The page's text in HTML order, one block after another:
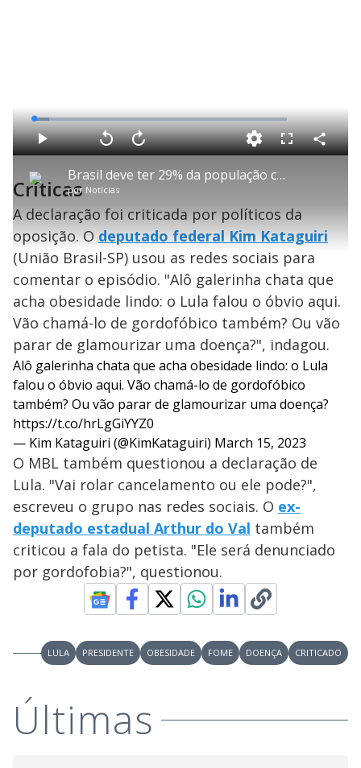
P
l
a
y
V
i
d
e
o
Brasil deve ter 29% da população com obesidade até 2030
por Notícias
P V
t
a
r
0
s
g
u
d
o
A
n
0
e
g
n
d
s
u
d
o
L
o
a
d
e
.
1
%
F
e
C
o
r
Críticas
A declaração foi criticada por políticos da
oposição. Odeputado federal Kim Kataguiri
(União Brasil-SP) usou as redes sociais para
comentar o episódio. "Alô galerinha chata que
acha obesidade lindo: o Lula falou o óbvio aqui.
Vão chamá-lo de gordofóbico também? Ou vão
parar de glamourizar uma doença?", indagou.
Alô galerinha chata que acha obesidade lindo: o Lula
falou o óbvio aqui. Vão chamá-lo de gordofóbico
também? Ou vão parar de glamourizar uma doença?
https://t.co/hrLgGiYYZ0
— Kim Kataguiri (@KimKataguiri) March 15, 2023
O MBL também questionou a declaração de
Lula. "Vai rolar cancelamento ou ele pode?",
escreveu o grupo nas redes sociais. O ex-
deputado estadual Arthur do Val também
criticou a fala do petista. "Ele será denunciado
por gordofobia?", questionou.
LULA PRESIDENTE OBESIDADE FOME DOENÇA CRITICADO
Últimas